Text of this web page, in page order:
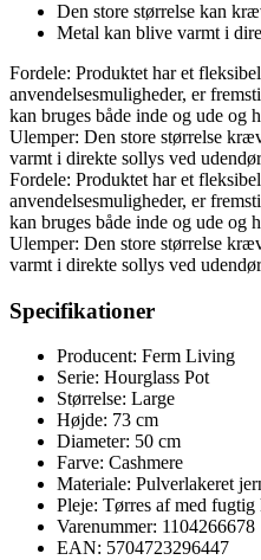
Den store størrelse kan
Metal kan blive varmt i
Fordele: Produktet har et
anvendelsesmuligheder, er
kan bruges både inde og ude og
Ulemper: Den store størrelse
varmt i direkte sollys ved
Fordele: Produktet har et
anvendelsesmuligheder, er
kan bruges både inde og ude og
Ulemper: Den store størrelse
varmt i direkte sollys ved
Specifikationer
Producent: Ferm Living
Serie: Hourglass Pot
Størrelse: Large
Højde: 73 cm
Diameter: 50 cm
Farve: Cashmere
Materiale: Pulverlakeret
Pleje: Tørres af med fugtig
Varenummer: 1104266678
EAN: 5704723296447